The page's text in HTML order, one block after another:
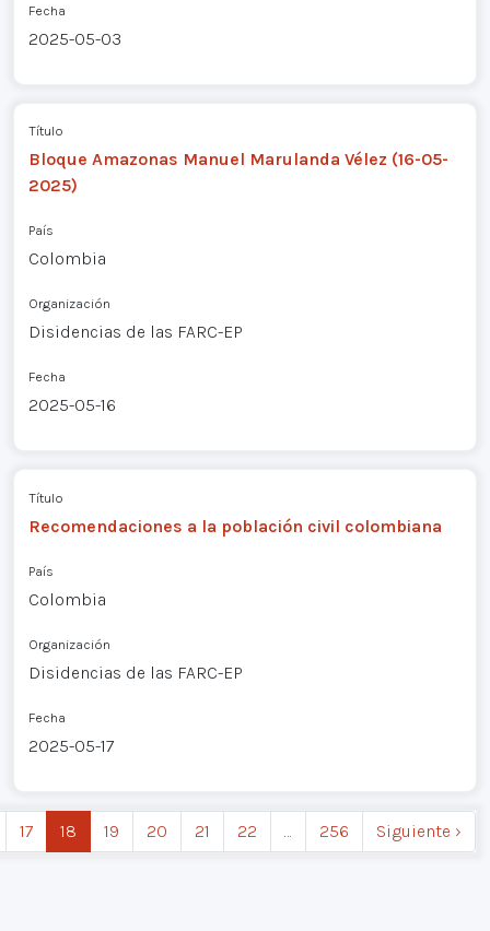
Fecha
2025-05-03
Título
Bloque Amazonas Manuel Marulanda Vélez (16-05-
2025)
País
Colombia
Organización
Disidencias de las FARC-EP
Fecha
2025-05-16
Título
Recomendaciones a la población civil colombiana
País
Colombia
Organización
Disidencias de las FARC-EP
Fecha
2025-05-17
17 18 19 20 21 22 … 256 Siguiente ›